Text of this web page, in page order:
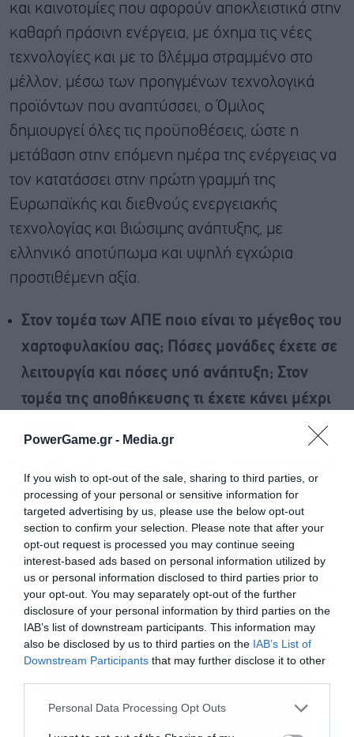
PowerGame.gr - Media.gr
If you wish to opt-out of the sale, sharing to third parties, or
processing of your personal or sensitive information for
targeted advertising by us, please use the below opt-out
section to confirm your selection. Please note that after your
opt-out request is processed you may continue seeing
interest-based ads based on personal information utilized by
us or personal information disclosed to third parties prior to
your opt-out. You may separately opt-out of the further
disclosure of your personal information by third parties on the
IAB’s list of downstream participants. This information may
also be disclosed by us to third parties on the IAB’s List of
Downstream Participants that may further disclose it to other
Personal Data Processing Opt Outs
και καινοτομίες που αφορούν αποκλειστικά στην
καθαρή πράσινη ενέργεια, με όχημα τις νέες
τεχνολογίες και με το βλέμμα στραμμένο στο
μέλλον, μέσω των προηγμένων τεχνολογικά
προϊόντων που αναπτύσσει, ο Όμιλος
δημιουργεί όλες τις προϋποθέσεις, ώστε η
μετάβαση στην επόμενη ημέρα της ενέργειας να
τον κατατάσσει στην πρώτη γραμμή της
Ευρωπαϊκής και διεθνούς ενεργειακής
τεχνολογίας και βιώσιμης ανάπτυξης, με
ελληνικό αποτύπωμα και υψηλή εγχώρια
προστιθέμενη αξία.
Στον τομέα των ΑΠΕ ποιο είναι το μέγεθος του
χαρτοφυλακίου σας; Πόσες μονάδες έχετε σε
λειτουργία και πόσες υπό ανάπτυξη; Στον
τομέα της αποθήκευσης τι έχετε κάνει μέχρι
διαθέτει συνολικά 100MW εγκατεστημένης
ισχύος σε φωτοβολταϊκά, αιολικά πάρκα και
υβριδικούς σταθμούς ανά την Ελλάδα. Η ισχύς
των πάρκων μας που βρίσκονται σε λειτουργία
κυμαίνεται από 100kW-30MW, ενώ ο Όμιλος έχει
ένα pipeline της τάξεως των 1.650MW για τα
επόμενα 8-10 χρόνια. Στόχος μας είναι, έως το
2025, να έχουμε υλοποιήσει 500-600MW από το
σύνολο των 1.650MW.
Εγγραφή στο
newsletter